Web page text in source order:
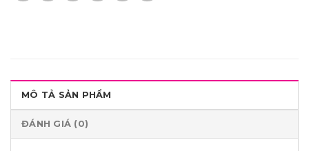
MÔ TẢ SẢN PHẨM
ĐÁNH GIÁ (0)